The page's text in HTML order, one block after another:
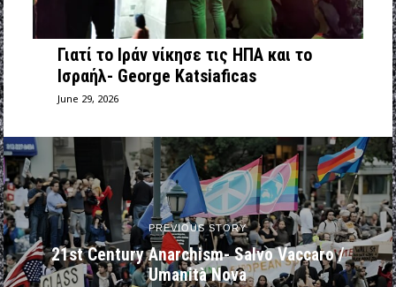
Γιατί το Ιράν νίκησε τις ΗΠΑ και το
Ισραήλ- George Katsiaficas
June 29, 2026
PREVIOUS STORY
21st Century Anarchism- Salvo Vaccaro /
Umanità Nova